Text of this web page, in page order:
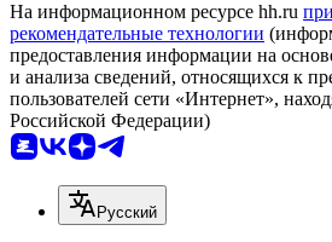
На информационном ресурсе hh.ru
рекомендательные технологии
предоставления информации на
и анализа сведений, относящихся к
пользователей сети «Интернет»,
Российской Федерации)
Русский